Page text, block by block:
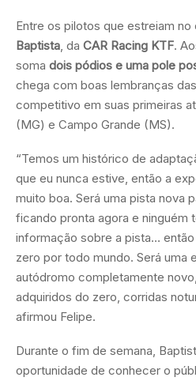
Entre os pilotos que estreiam
Baptista, da CAR Racing KTF.
soma dois pódios e uma pole
chega com boas lembranças
competitivo em suas primeiras
(MG) e Campo Grande (MS).
“Temos um histórico de
que eu nunca estive, então a
muito boa. Será uma pista nova
ficando pronta agora e ninguém
informação sobre a pista…
zero por todo mundo. Será uma
autódromo completamente
adquiridos do zero, corridas
afirmou Felipe.
Durante o fim de semana,
oportunidade de conhecer o